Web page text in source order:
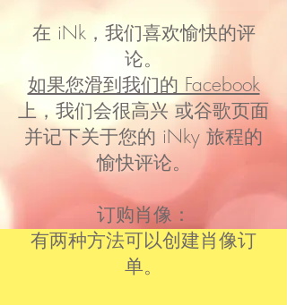
在 iNk，我们喜欢愉快的评
论。
如果您滑到我们的 Facebook
上，我们会很高兴 或谷歌页面
并记下关于您的 iNky 旅程的
愉快评论。
订购肖像：
有两种方法可以创建肖像订
单。